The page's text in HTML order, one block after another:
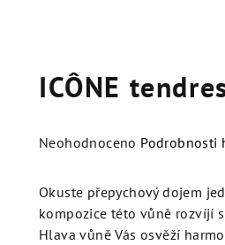
ICÔNE
Průměrné
produktu
je
0,0
Neohodnoceno Podrobnosti
Okuste přepychový dojem
kompozice této vůně rozvíjí
Hlava vůně Vás osvěží